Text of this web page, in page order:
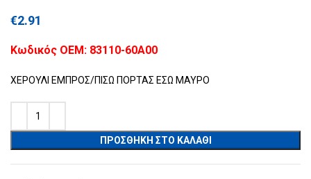
€2.91
Kωδικός ΟΕΜ: 83110-60A00
ΧΕΡΟΥΛΙ ΕΜΠΡΟΣ/ΠΙΣΩ ΠΟΡΤΑΣ ΕΣΩ ΜΑΥΡΟ
ΠΡΟΣΘΉΚΗ ΣΤΟ ΚΑΛΆΘΙ